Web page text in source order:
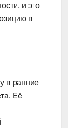
и это
в
в ранние
Её